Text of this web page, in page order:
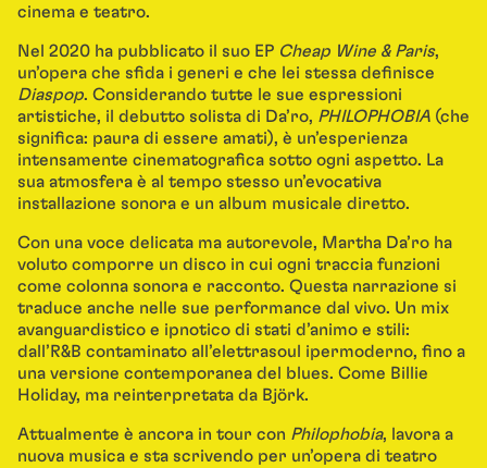
cinema e teatro.
Nel 2020 ha pubblicato il suo EP Cheap Wine & Paris,
un’opera che sfida i generi e che lei stessa definisce
Diaspop. Considerando tutte le sue espressioni
artistiche, il debutto solista di Da’ro, PHILOPHOBIA (che
significa: paura di essere amati), è un’esperienza
intensamente cinematografica sotto ogni aspetto. La
sua atmosfera è al tempo stesso un’evocativa
installazione sonora e un album musicale diretto.
Con una voce delicata ma autorevole, Martha Da’ro ha
voluto comporre un disco in cui ogni traccia funzioni
come colonna sonora e racconto. Questa narrazione si
traduce anche nelle sue performance dal vivo. Un mix
avanguardistico e ipnotico di stati d’animo e stili:
dall’R&B contaminato all’elettrasoul ipermoderno, fino a
una versione contemporanea del blues. Come Billie
Holiday, ma reinterpretata da Björk.
Attualmente è ancora in tour con Philophobia, lavora a
nuova musica e sta scrivendo per un’opera di teatro